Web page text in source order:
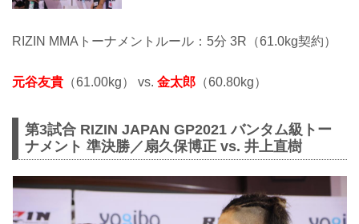
RIZIN MMAトーナメントルール：5分 3R（61.0kg契約）
元谷友貴 （61.00kg） vs. 金太郎 （60.80kg）
第3試合 RIZIN JAPAN GP2021 バンタム級トー
ナメント 準決勝／扇久保博正 vs. 井上直樹